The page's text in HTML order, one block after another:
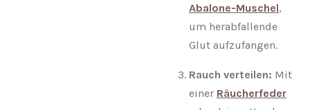
Abalone-Muschel,
um herabfallende
Glut aufzufangen.
Rauch verteilen: Mit
einer Räucherfeder